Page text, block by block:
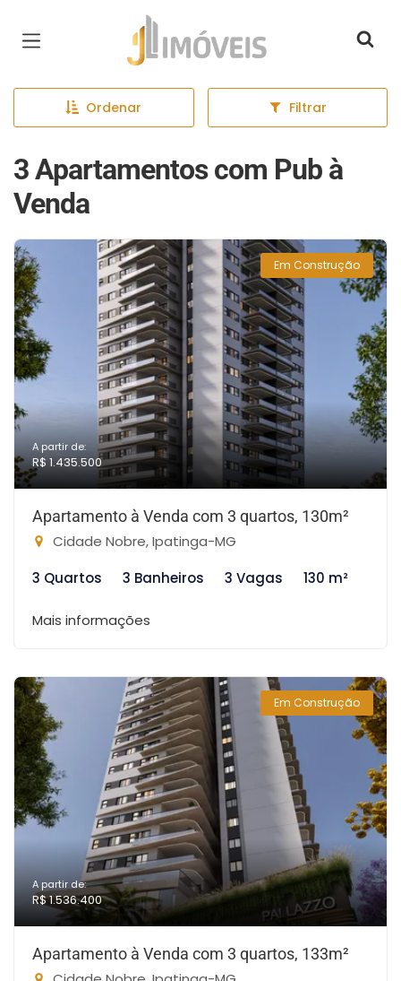
Página inicial
Ordenar Filtrar
3 Apartamentos com Pub à
Venda
Em Construção
A partir de:
R$ 1.435.500
Apartamento à Venda com 3 quartos, 130m²
Cidade Nobre, Ipatinga-MG
3 Quartos
3 Banheiros 3 Vagas 130 m²
Mais informações
Em Construção
A partir de:
R$ 1.536.400
Apartamento à Venda com 3 quartos, 133m²